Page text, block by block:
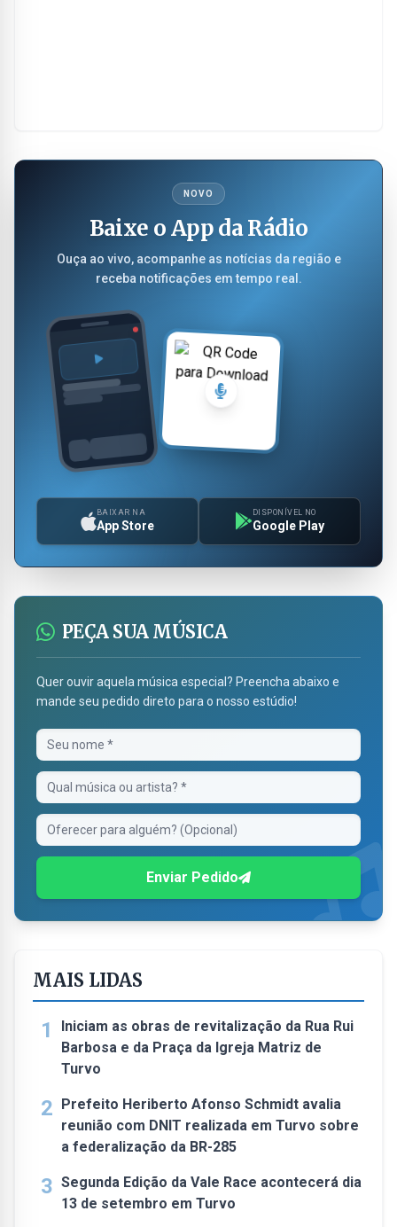
NOVO
Baixe o App da Rádio
Ouça ao vivo, acompanhe as notícias da região e
receba notificações em tempo real.
BAIXAR NA
App Store
DISPONÍVEL NO
Google Play
PEÇA SUA MÚSICA
Quer ouvir aquela música especial? Preencha abaixo e
mande seu pedido direto para o nosso estúdio!
Enviar Pedido
MAIS LIDAS
1
Iniciam as obras de revitalização da Rua Rui
Barbosa e da Praça da Igreja Matriz de
Turvo
2 Prefeito Heriberto Afonso Schmidt avalia
reunião com DNIT realizada em Turvo sobre
a federalização da BR-285
3 Segunda Edição da Vale Race acontecerá dia
13 de setembro em Turvo